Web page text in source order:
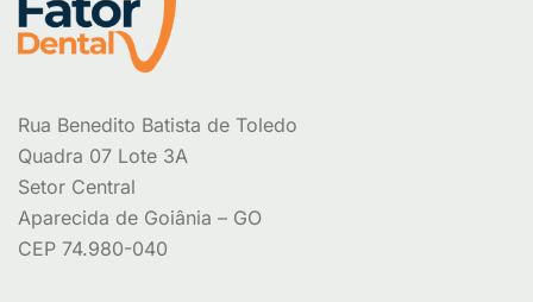
Rua Benedito Batista de Toledo
Quadra 07 Lote 3A
Setor Central
Aparecida de Goiânia – GO
CEP 74.980-040